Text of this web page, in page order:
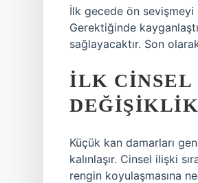
İlk gecede ön sevişmeyi
Gerektiğinde
sağlayacaktır. Son
İLK CINSEL
Küçük kan damarları
kalınlaşır. Cinsel ilişki
rengin koyulaşmasına